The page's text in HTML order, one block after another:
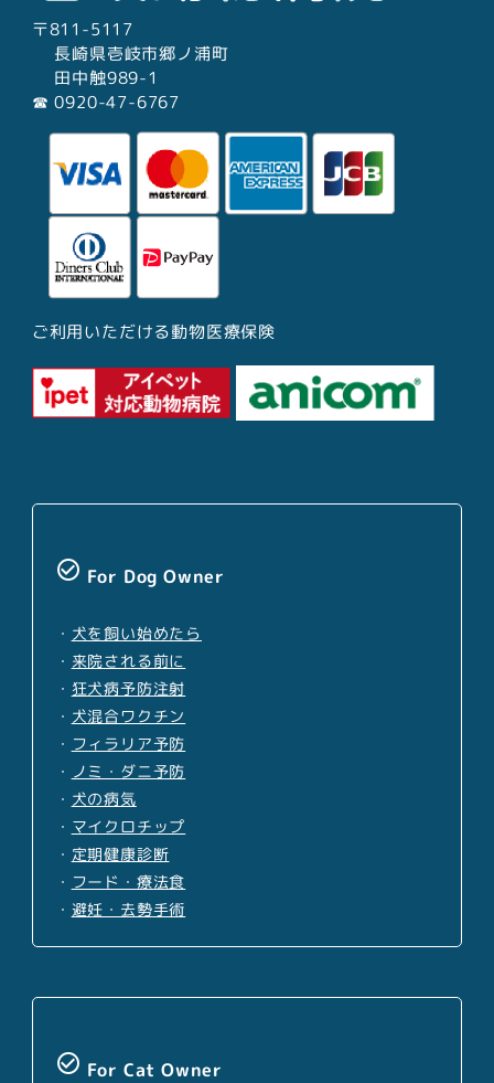
〒811-5117
長崎県壱岐市郷ノ浦町
田中触989-1
☎︎ 0920-47-6767
ご利用いただける動物医療保険
check_circle_outline For Dog Owner
・ 犬を飼い始めたら
・ 来院される前に
・ 狂犬病予防注射
・ 犬混合ワクチン
・ フィラリア予防
・ ノミ・ダニ予防
・ 犬の病気
・ マイクロチップ
・ 定期健康診断
・ フード・療法食
・ 避妊・去勢手術
check_circle_outline For Cat Owner